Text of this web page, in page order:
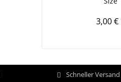
3,00
Schneller